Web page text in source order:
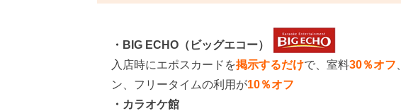
・BIG ECHO（ビッグエコー）
入店時にエポスカードを掲示するだけで、室料30％オフ
ン、フリータイムの利用が10％オフ
・カラオケ館